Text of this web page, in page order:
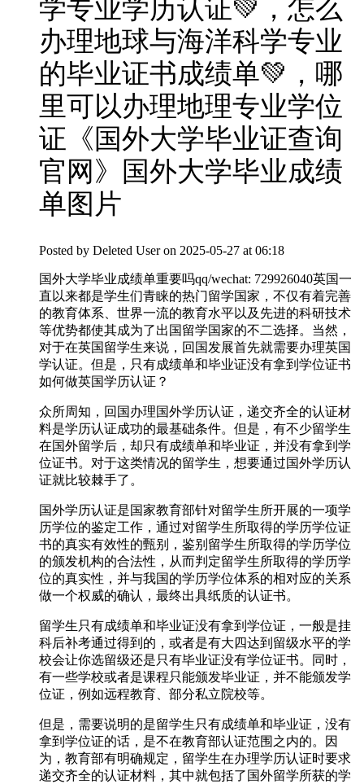
学专业学历认证💚，怎么
办理地球与海洋科学专业
的毕业证书成绩单💚，哪
里可以办理地理专业学位
证《国外大学毕业证查询
官网》国外大学毕业成绩
单图片
Posted by Deleted User on 2025-05-27 at 06:18
国外大学毕业成绩单重要吗qq/wechat: 729926040英国一
直以来都是学生们青睐的热门留学国家，不仅有着完善
的教育体系、世界一流的教育水平以及先进的科研技术
等优势都使其成为了出国留学国家的不二选择。当然，
对于在英国留学生来说，回国发展首先就需要办理英国
学认证。但是，只有成绩单和毕业证没有拿到学位证书
如何做英国学历认证？
众所周知，回国办理国外学历认证，递交齐全的认证材
料是学历认证成功的最基础条件。但是，有不少留学生
在国外留学后，却只有成绩单和毕业证，并没有拿到学
位证书。对于这类情况的留学生，想要通过国外学历认
证就比较棘手了。
国外学历认证是国家教育部针对留学生所开展的一项学
历学位的鉴定工作，通过对留学生所取得的学历学位证
书的真实有效性的甄别，鉴别留学生所取得的学历学位
的颁发机构的合法性，从而判定留学生所取得的学历学
位的真实性，并与我国的学历学位体系的相对应的关系
做一个权威的确认，最终出具纸质的认证书。
留学生只有成绩单和毕业证没有拿到学位证，一般是挂
科后补考通过得到的，或者是有大四达到留级水平的学
校会让你选留级还是只有毕业证没有学位证书。同时，
有一些学校或者是课程只能颁发毕业证，并不能颁发学
位证，例如远程教育、部分私立院校等。
但是，需要说明的是留学生只有成绩单和毕业证，没有
拿到学位证的话，是不在教育部认证范围之内的。因
为，教育部有明确规定，留学生在办理学历认证时要求
递交齐全的认证材料，其中就包括了国外留学所获的学